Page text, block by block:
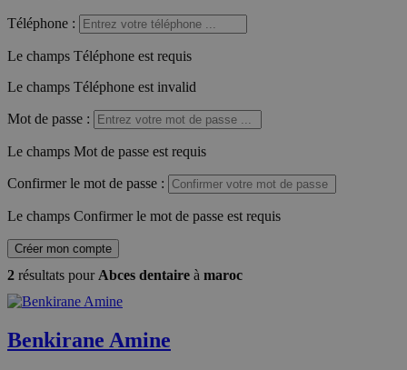
Téléphone :
Le champs Téléphone est requis
Le champs Téléphone est invalid
Mot de passe :
Le champs Mot de passe est requis
Confirmer le mot de passe :
Le champs Confirmer le mot de passe est requis
Créer mon compte
2 résultats pour Abces dentaire à maroc
Benkirane Amine